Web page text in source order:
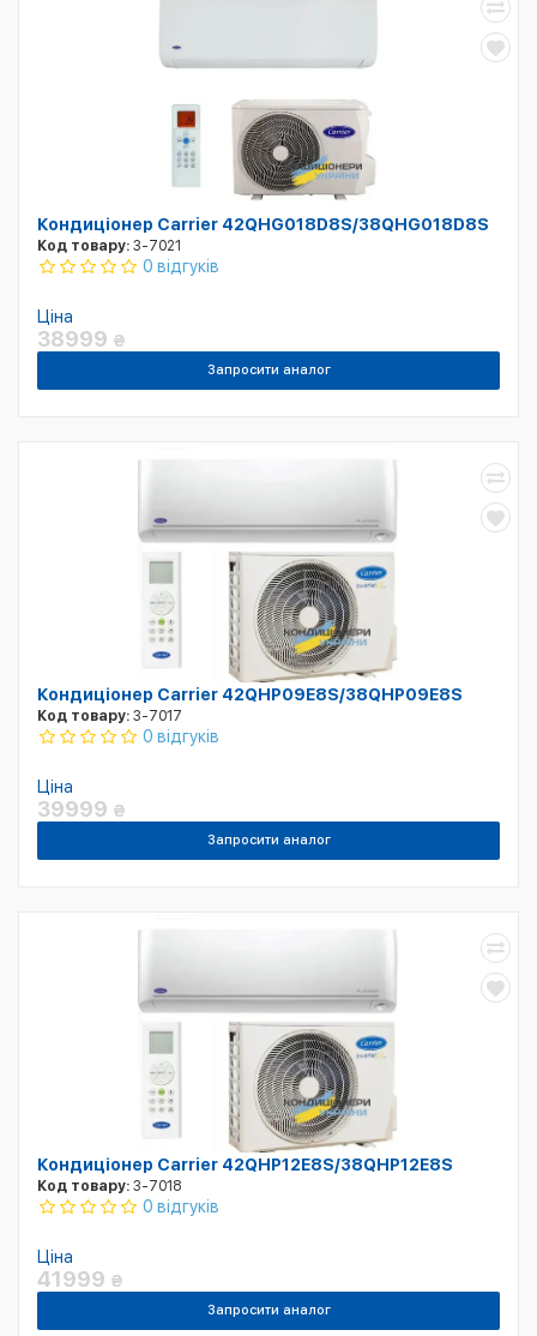
Кондиціонер Carrier 42QHG018D8S/38QHG018D8S
Код товару: 3-7021
0 відгуків
Ціна
38999 ₴
Запросити аналог
Кондиціонер Carrier 42QHP09E8S/38QHP09E8S
Код товару: 3-7017
0 відгуків
Ціна
39999 ₴
Запросити аналог
Кондиціонер Carrier 42QHP12E8S/38QHP12E8S
Код товару: 3-7018
0 відгуків
Ціна
41999 ₴
Запросити аналог